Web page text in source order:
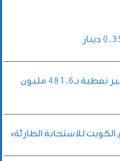
«التجارة»: إصدار نحو 5 آلاف شهادة لصادرات غير نفطية بـ481.6 مليون